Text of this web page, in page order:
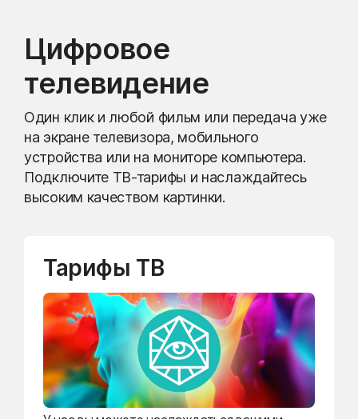
Цифровое
телевидение
Один клик и любой фильм или передача уже
на экране телевизора, мобильного
устройства или на мониторе компьютера.
Подключите ТВ-тарифы и наслаждайтесь
высоким качеством картинки.
Тарифы ТВ